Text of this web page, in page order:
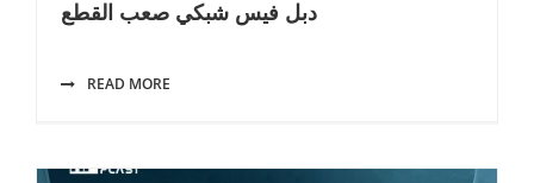
دبل فيس شبكي صعب القطع
READ MORE